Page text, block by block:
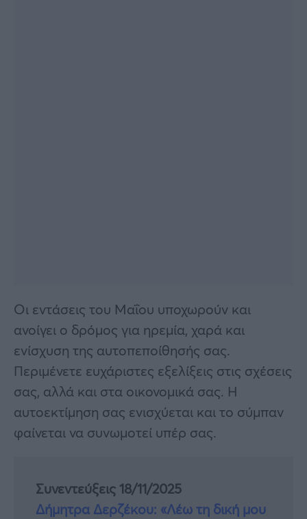
Οι εντάσεις του Μαΐου υποχωρούν και
ανοίγει ο δρόμος για ηρεμία, χαρά και
ενίσχυση της αυτοπεποίθησής σας.
Περιμένετε ευχάριστες εξελίξεις στις σχέσεις
σας, αλλά και στα οικονομικά σας. Η
αυτοεκτίμηση σας ενισχύεται και το σύμπαν
φαίνεται να συνωμοτεί υπέρ σας.
Συνεντεύξεις 18/11/2025
Δήμητρα Δερζέκου: «Λέω τη δική μου